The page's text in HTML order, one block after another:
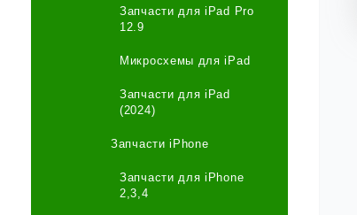
Запчасти для iPad Pro
12.9
Микросхемы для iPad
Запчасти для iPad
(2024)
Запчасти iPhone
Запчасти для iPhone
2,3,4